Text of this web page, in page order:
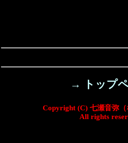
→ トップ
Copyright (C) 七瀬音弥（
All rights